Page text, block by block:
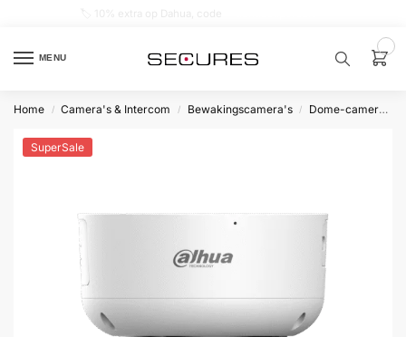
MENU
product…
samenstellen
Home / Camera's & Intercom / Bewakingscamera's / Dome-camera’s
SuperSale